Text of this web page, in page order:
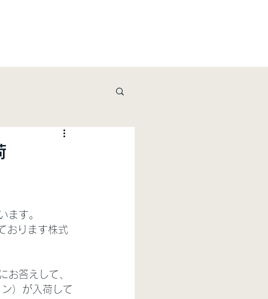
ます。
おります株式
お答えして、
）が入荷して